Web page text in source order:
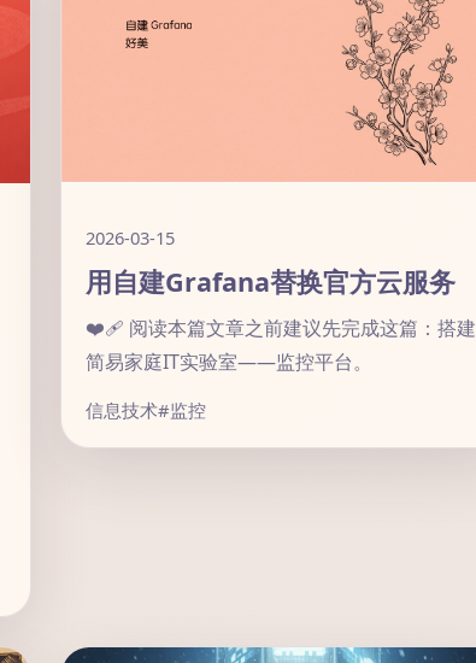
2026-03-15
用自建Grafana替换官方云服务
❤️‍🩹 阅读本篇文章之前建议先完成这篇：搭建
简易家庭IT实验室——监控平台。
信息技术#监控